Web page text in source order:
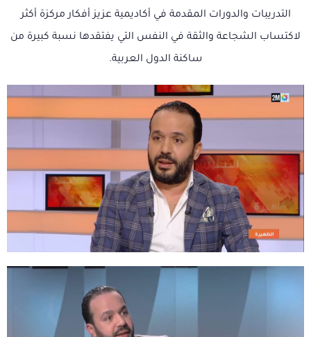
التدريبات والدورات المقدمة في أكاديمية عزيز أفكار مركزة أكثر
لاكتساب الشجاعة والثقة في النفس التي يفتقدها نسبة كبيرة من
ساكنة الدول العربية.